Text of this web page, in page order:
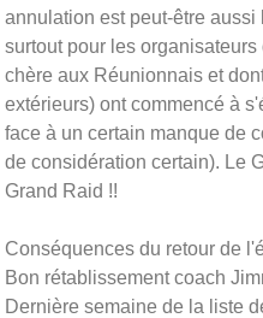
annulation est peut-être
surtout pour les
chère aux Réunionnais et
extérieurs) ont commencé à
face à un certain manque de
de considération certain). Le
Grand Raid !!
Conséquences du retour de
Bon rétablissement coach
Dernière semaine de la liste